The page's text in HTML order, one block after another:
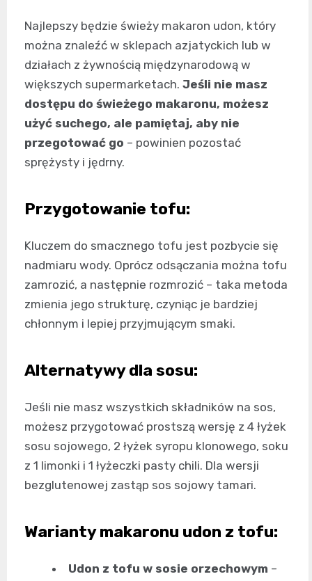
Najlepszy będzie świeży makaron udon, który
można znaleźć w sklepach azjatyckich lub w
działach z żywnością międzynarodową w
większych supermarketach. Jeśli nie masz
dostępu do świeżego makaronu, możesz
użyć suchego, ale pamiętaj, aby nie
przegotować go – powinien pozostać
sprężysty i jędrny.
Przygotowanie tofu:
Kluczem do smacznego tofu jest pozbycie się
nadmiaru wody. Oprócz odsączania można tofu
zamrozić, a następnie rozmrozić – taka metoda
zmienia jego strukturę, czyniąc je bardziej
chłonnym i lepiej przyjmującym smaki.
Alternatywy dla sosu:
Jeśli nie masz wszystkich składników na sos,
możesz przygotować prostszą wersję z 4 łyżek
sosu sojowego, 2 łyżek syropu klonowego, soku
z 1 limonki i 1 łyżeczki pasty chili. Dla wersji
bezglutenowej zastąp sos sojowy tamari.
Warianty makaronu udon z tofu:
Udon z tofu w sosie orzechowym –